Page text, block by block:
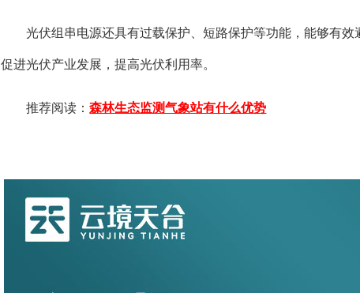
光伏组串电源还具有过载保护、短路保护等功能，能够有
促进光伏产业发展，提高光伏利用率。
推荐阅读：森林生态监测气象站有什么优势